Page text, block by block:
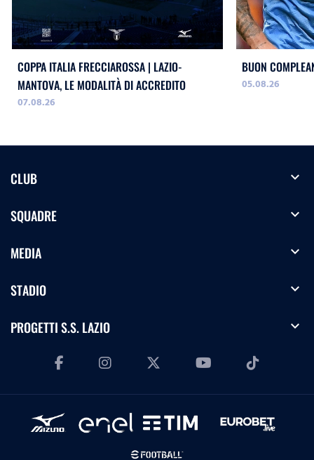
COPPA ITALIA FRECCIAROSSA | LAZIO-
MANTOVA, LE MODALITÀ DI ACCREDITO
07.08.26
BUON
05.08.26
CLUB expand_more
SQUADRE expand_more
MEDIA expand_more
STADIO expand_more
PROGETTI S.S. LAZIO expand_more